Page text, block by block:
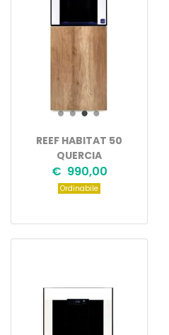
REEF HABITAT 50
QUERCIA
€ 990,00
Ordinabile